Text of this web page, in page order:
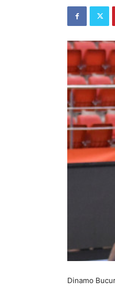
Dinamo